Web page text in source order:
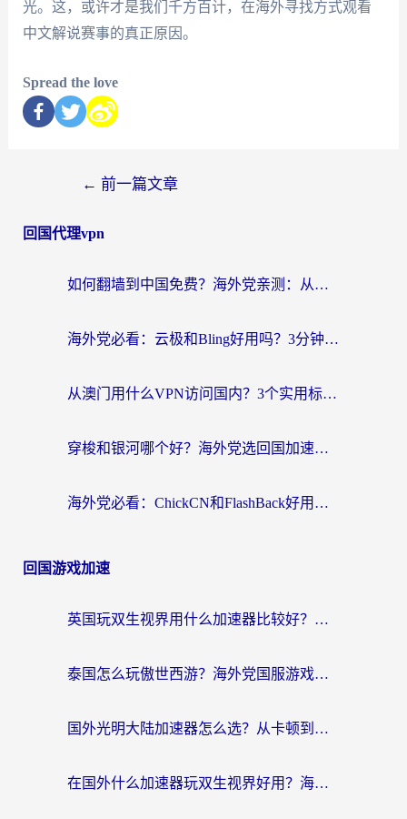
光。这，或许才是我们千方百计，在海外寻找方式观看
中文解说赛事的真正原因。
Spread the love
← 前一篇文章
回国代理vpn
如何翻墙到中国免费？海外党亲测：从踩坑到选对加速器的全攻略
海外党必看：云极和Bling好用吗？3分钟教你选对回国加速器
从澳门用什么VPN访问国内？3个实用标准帮你避开坑，无缝刷剧听歌
穿梭和银河哪个好？海外党选回国加速器的避坑指南，附番茄加速器实测体验
海外党必看：ChickCN和FlashBack好用吗？3招教你选对回国加速器（附云极、HomeCN、斧牛vs艾果对比）
回国游戏加速
英国玩双生视界用什么加速器比较好？海外党亲测有效的国服游戏加速方案
泰国怎么玩傲世西游？海外党国服游戏加速终极攻略（附光明大陆量子特攻实测）
国外光明大陆加速器怎么选？从卡顿到丝滑的终极指南（含德国玩走开外星人墨西哥玩俄罗斯方块技巧）
在国外什么加速器玩双生视界好用？海外党亲测不踩坑的终极指南